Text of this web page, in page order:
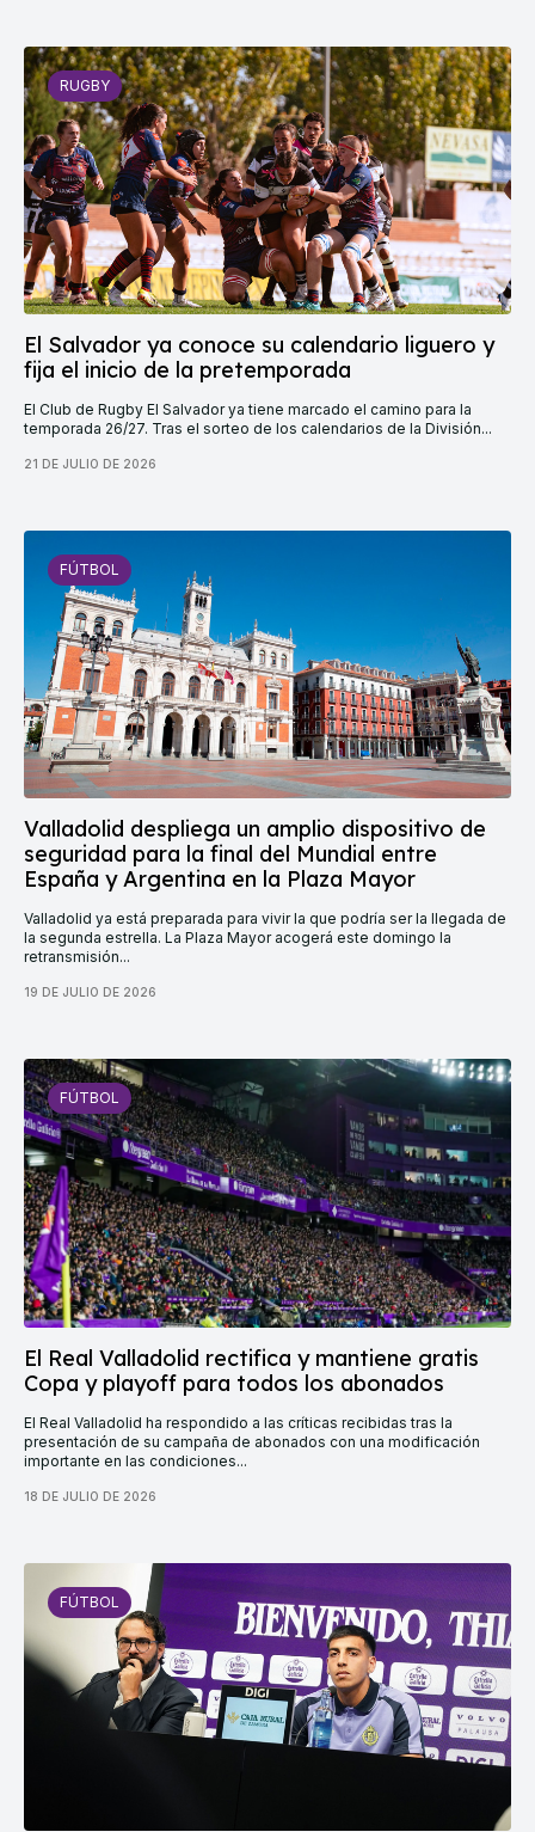
RUGBY
El Salvador ya conoce su calendario liguero y
fija el inicio de la pretemporada
El Club de Rugby El Salvador ya tiene marcado el camino para la
temporada 26/27. Tras el sorteo de los calendarios de la División...
21 DE JULIO DE 2026
FÚTBOL
Valladolid despliega un amplio dispositivo de
seguridad para la final del Mundial entre
España y Argentina en la Plaza Mayor
Valladolid ya está preparada para vivir la que podría ser la llegada de
la segunda estrella. La Plaza Mayor acogerá este domingo la
retransmisión...
19 DE JULIO DE 2026
FÚTBOL
El Real Valladolid rectifica y mantiene gratis
Copa y playoff para todos los abonados
El Real Valladolid ha respondido a las críticas recibidas tras la
presentación de su campaña de abonados con una modificación
importante en las condiciones...
18 DE JULIO DE 2026
FÚTBOL